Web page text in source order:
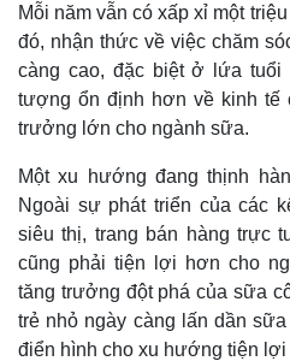
Doanh nghiệp
Thông tin doanh nghiệp
Doanh nghiệp 24h
Doanh nhân
Vì cộng đồng
Mỗi năm vẫn có xấp xỉ một
đó, nhận thức về việc chăm
càng cao, đặc biệt ở lứa
tượng ổn định hơn về kinh tế
trưởng lớn cho ngành sữa.
Một xu hướng đang thịnh
Ngoài sự phát triển của các
siêu thị, trang bán hàng trực
cũng phải tiện lợi hơn cho
tăng trưởng đột phá của sữa
trẻ nhỏ ngày càng lấn dần
điển hình cho xu hướng tiện lợi